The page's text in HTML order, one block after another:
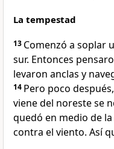
La tempestad
13 Comenzó a soplar
sur. Entonces
levaron anclas y
14 Pero poco
viene del noreste se
quedó en medio de
contra el viento. Así